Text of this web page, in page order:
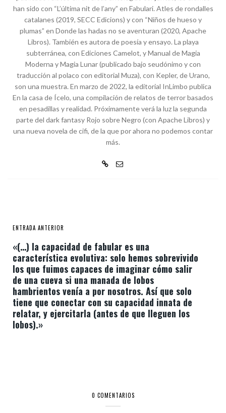
han sido con “L’última nit de l’any” en Fabulari. Atles de rondalles
catalanes (2019, SECC Edicions) y con “Niños de hueso y
plumas” en Donde las hadas no se aventuran (2020, Apache
Libros). También es autora de poesía y ensayo. La playa
subterránea, con Ediciones Camelot, y Manual de Magia
Moderna y Magia Lunar (publicado bajo seudónimo y con
traducción al polaco con editorial Muza), con Kepler, de Urano,
son una muestra. En marzo de 2022, la editorial InLimbo publica
En la casa de Ícelo, una compilación de relatos de terror basados
en pesadillas y realidad. Próximamente verá la luz la segunda
parte del dark fantasy Rojo sobre Negro (con Apache Libros) y
una nueva novela de cifi, de la que por ahora no podemos contar
más.
ENTRADA ANTERIOR
«(…) la capacidad de fabular es una
característica evolutiva: solo hemos sobrevivido
los que fuimos capaces de imaginar cómo salir
de una cueva si una manada de lobos
hambrientos venía a por nosotros. Así que solo
tiene que conectar con su capacidad innata de
relatar, y ejercitarla (antes de que lleguen los
lobos).»
0 COMENTARIOS